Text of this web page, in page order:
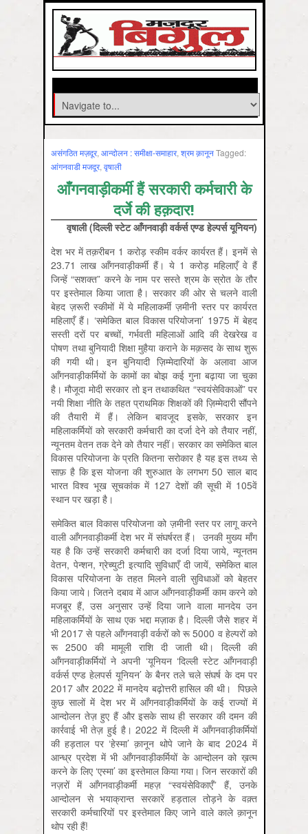
असंगठित मज़दूर, आन्‍दोलन : समीक्षा-समाहार, श्रम क़ानूनTagged:
आंगनवाडी मजदूर, वृषाली
आँगनवाड़ीकर्मी हैं सरकारी कर्मचारी के
दर्जे की हक़दार!
वृषाली(दिल्लीस्टेटआँगनवाड़ीवर्कर्सएण्डहेल्पर्सयूनियन)
देश भर में तक़रीबन 1 करोड़ स्कीम वर्कर कार्यरत हैं। इनमें से
23.71 लाख आँगनवाड़ीकर्मी हैं। ये 1 करोड़ महिलाएँ वे हैं
जिन्हें “सशक्त” करने के नाम पर सस्ते श्रम के स्रोत के तौर
पर इस्तेमाल किया जाता है। सरकार की ओर से चलने वाली
बेहद ज़रूरी स्कीमों में ये महिलाकर्मी ज़मीनी स्तर पर कार्यरत
महिलाएँ हैं। ‘समेकित बाल विकास परियोजना’ 1975 में बेहद
सस्ती दरों पर बच्चों, गर्भवती महिलाओं आदि की देखरेख व
पोषण तथा बुनियादी शिक्षा मुहैया कराने के मक़सद के साथ शुरू
की गयी थी। इन बुनियादी ज़िम्मेदारियों के अलावा आज
आँगनवाड़ीकर्मियों के कामों का बोझ कई गुना बढ़ाया जा चुका
है। मौजूदा मोदी सरकार तो इन तथाकथित “स्वयंसेविकाओं” पर
नयी शिक्षा नीति के तहत प्राथमिक शिक्षकों की ज़िम्मेदारी सौंपने
की तैयारी में हैं। लेकिन बावजूद इसके, सरकार इन
महिलाकर्मियों को सरकारी कर्मचारी का दर्जा देने को तैयार नहीं,
न्यूनतम वेतन तक देने को तैयार नहीं। सरकार का समेकित बाल
विकास परियोजना के प्रति कितना सरोकार है यह इस तथ्य से
साफ़ है कि इस योजना की शुरुआत के लगभग 50 साल बाद
भारत विश्व भूख सूचकांक में 127 देशों की सूची में 105वें
स्थान पर खड़ा है।
समेकित बाल विकास परियोजना को ज़मीनी स्तर पर लागू करने
वाली आँगनवाड़ीकर्मी देश भर में संघर्षरत हैं। उनकी मुख्य माँग
यह है कि उन्हें सरकारी कर्मचारी का दर्जा दिया जाये, न्यूनतम
वेतन, पेन्शन, ग्रेच्युटी इत्यादि सुविधाएँ दी जायें, समेकित बाल
विकास परियोजना के तहत मिलने वाली सुविधाओं को बेहतर
किया जाये। जितने दबाव में आज आँगनवाड़ीकर्मी काम करने को
मजबूर हैं, उस अनुसार उन्हें दिया जाने वाला मानदेय उन
महिलाकर्मियों के साथ एक भद्दा मज़ाक है। दिल्ली जैसे शहर में
भी 2017 से पहले आँगनवाड़ी वर्करों को रू 5000 व हेल्परों को
रू 2500 की मामूली राशि दी जाती थी। दिल्ली की
आँगनवाड़ीकर्मियों ने अपनी ‘यूनियन ‘दिल्ली स्टेट आँगनवाड़ी
वर्कर्स एण्ड हेलपर्स यूनियन’ के बैनर तले चले संघर्ष के दम पर
2017 और 2022 में मानदेय बढ़ोत्तरी हासिल की थी। पिछले
कुछ सालों में देश भर में आँगनवाड़ीकर्मियों के कई राज्यों में
आन्दोलन तेज़ हुए हैं और इसके साथ ही सरकार की दमन की
कार्रवाई भी तेज़ हुई है। 2022 में दिल्ली में आँगनवाड़ीकर्मियों
की हड़ताल पर ‘हेस्मा’ क़ानून थोपे जाने के बाद 2024 में
आन्ध्र प्रदेश में भी आँगनवाड़ीकर्मियों के आन्दोलन को ख़त्म
करने के लिए ‘एस्मा’ का इस्तेमाल किया गया। जिन सरकारों की
नज़रों में आँगनवाड़ीकर्मी महज़ “स्वयंसेविकाएँ” हैं, उनके
आन्दोलन से भयाक्रान्त सरकारें हड़ताल तोड़ने के वक़्त
सरकारी कर्मचारियों पर इस्तेमाल किए जाने वाले काले क़ानून
थोप रही हैं!